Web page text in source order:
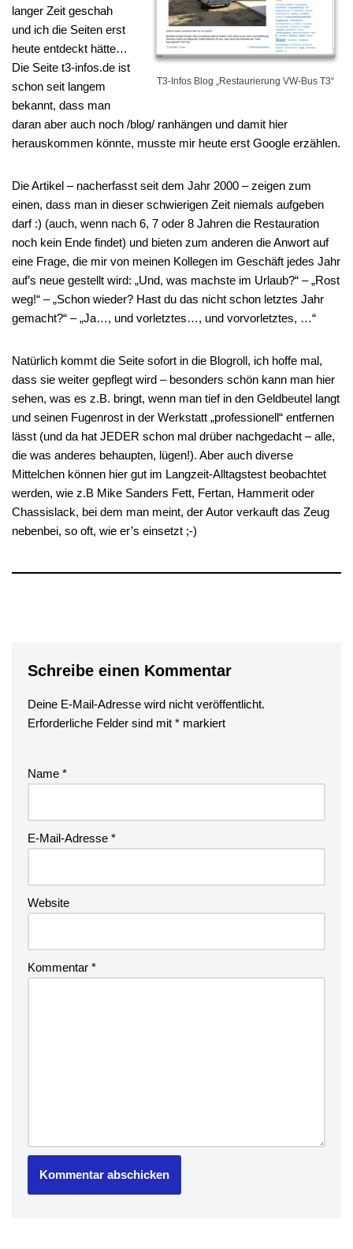
T3-Infos Blog „Restaurierung VW-Bus T3“
langer Zeit geschah
und ich die Seiten erst
heute entdeckt hätte…
Die Seite t3-infos.de ist
schon seit langem
bekannt, dass man
daran aber auch noch /blog/ ranhängen und damit hier
herauskommen könnte, musste mir heute erst Google erzählen.
Die Artikel – nacherfasst seit dem Jahr 2000 – zeigen zum
einen, dass man in dieser schwierigen Zeit niemals aufgeben
darf :) (auch, wenn nach 6, 7 oder 8 Jahren die Restauration
noch kein Ende findet) und bieten zum anderen die Anwort auf
eine Frage, die mir von meinen Kollegen im Geschäft jedes Jahr
auf’s neue gestellt wird: „Und, was machste im Urlaub?“ – „Rost
weg!“ – „Schon wieder? Hast du das nicht schon letztes Jahr
gemacht?“ – „Ja…, und vorletztes…, und vorvorletztes, …“
Natürlich kommt die Seite sofort in die Blogroll, ich hoffe mal,
dass sie weiter gepflegt wird – besonders schön kann man hier
sehen, was es z.B. bringt, wenn man tief in den Geldbeutel langt
und seinen Fugenrost in der Werkstatt „professionell“ entfernen
lässt (und da hat JEDER schon mal drüber nachgedacht – alle,
die was anderes behaupten, lügen!). Aber auch diverse
Mittelchen können hier gut im Langzeit-Alltagstest beobachtet
werden, wie z.B Mike Sanders Fett, Fertan, Hammerit oder
Chassislack, bei dem man meint, der Autor verkauft das Zeug
nebenbei, so oft, wie er’s einsetzt ;-)
Schreibe einen Kommentar
Deine E-Mail-Adresse wird nicht veröffentlicht.
Erforderliche Felder sind mit * markiert
Name *
E-Mail-Adresse *
Website
Kommentar *